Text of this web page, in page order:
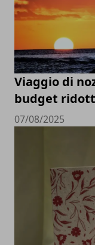
Viaggio di
budget
07/08/2025